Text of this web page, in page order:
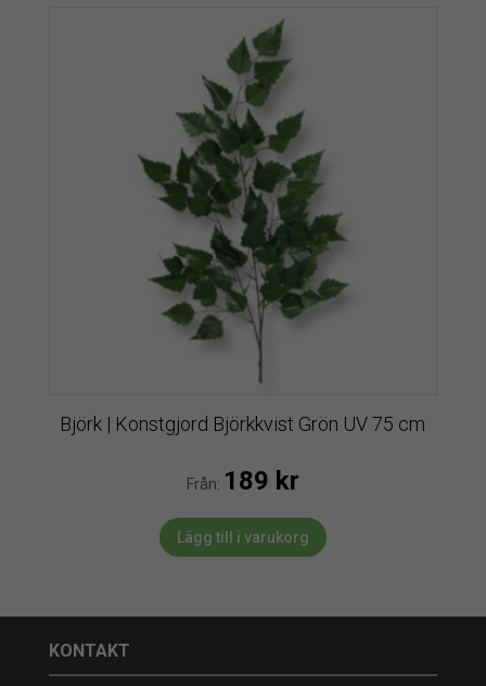
Björk | Konstgjord Björkkvist Grön UV 75 cm
Från: 189 kr
Lägg till i varukorg
KONTAKT